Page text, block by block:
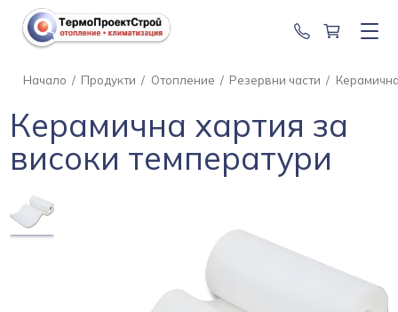
0888 201
Начало / Продукти / Отопление / Резервни части /
Керамична хартия за
високи температури